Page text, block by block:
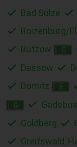
Bad Sülze
Boizenburg/
Bützow
C
Dassow
Dömitz
E
G
Goldberg
Greifswald,